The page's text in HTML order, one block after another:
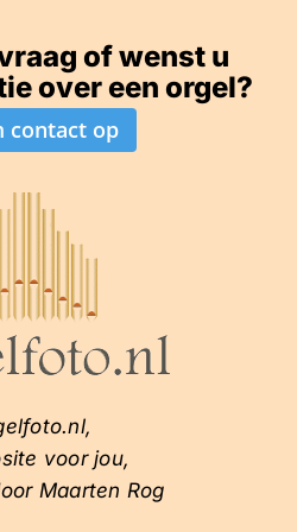
of wenst u
over een orgel?
contact op
voor jou,
Maarten Rog